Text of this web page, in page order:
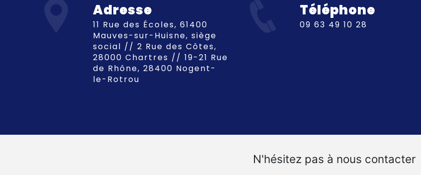
Adresse
11 Rue des Écoles, 61400
Mauves-sur-Huisne, siège
social // 2 Rue des Côtes,
28000 Chartres // 19-21 Rue
de Rhône, 28400 Nogent-
le-Rotrou
Téléphone
09 63 49 10 28
N'hésitez pas à nous contacter